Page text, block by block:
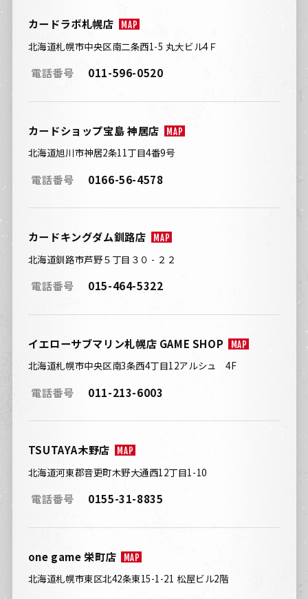
カードラボ札幌店 MAP
北海道札幌市中央区南二条西1-5 丸大ビル4Ｆ
電話番号 011-596-0520
カードショップ宝島 神居店 MAP
北海道旭川市神居2条11丁目4番9号
電話番号 0166-56-4578
カードキングダム釧路店 MAP
北海道釧路市芦野５丁目３０ - ２２
電話番号 015-464-5322
イエローサブマリン札幌店 GAME SHOP MAP
北海道札幌市中央区南3条西4丁目12アルシュ 4F
電話番号 011-213-6003
TSUTAYA木野店 MAP
北海道河東郡音更町木野大通西12丁目1-10
電話番号 0155-31-8835
one game 栄町店 MAP
北海道札幌市東区北42条東15-1-21 松屋ビル2階